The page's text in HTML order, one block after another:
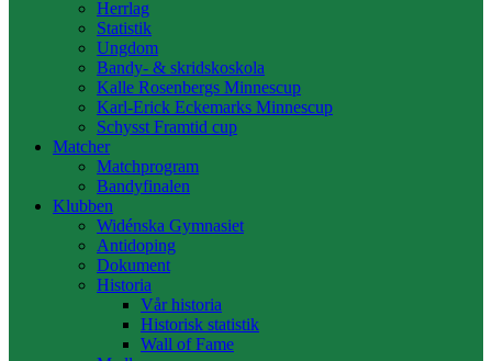
Herrlag
Statistik
Ungdom
Bandy- & skridskoskola
Kalle Rosenbergs Minnescup
Karl-Erick Eckemarks Minnescup
Schysst Framtid cup
Matcher
Matchprogram
Bandyfinalen
Klubben
Widénska Gymnasiet
Antidoping
Dokument
Historia
Vår historia
Historisk statistik
Wall of Fame